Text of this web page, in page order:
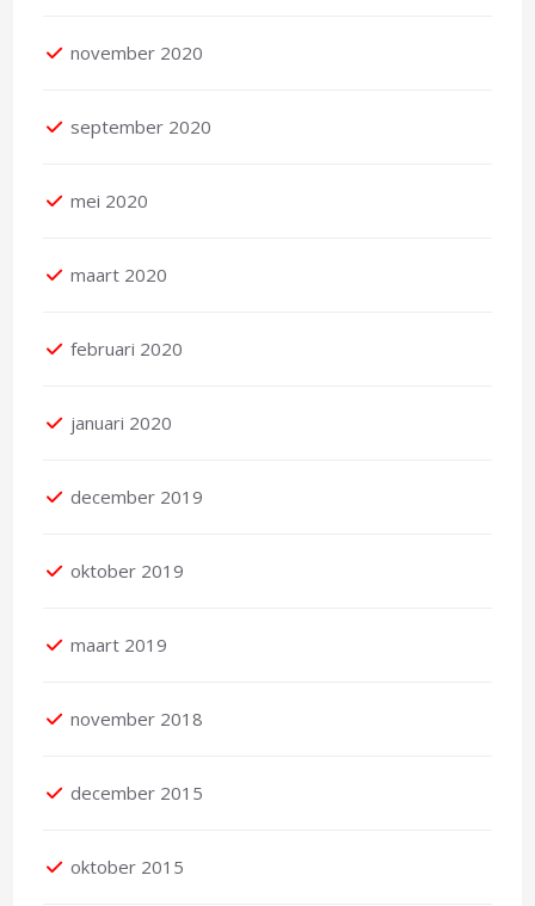
november 2020
september 2020
mei 2020
maart 2020
februari 2020
januari 2020
december 2019
oktober 2019
maart 2019
november 2018
december 2015
oktober 2015